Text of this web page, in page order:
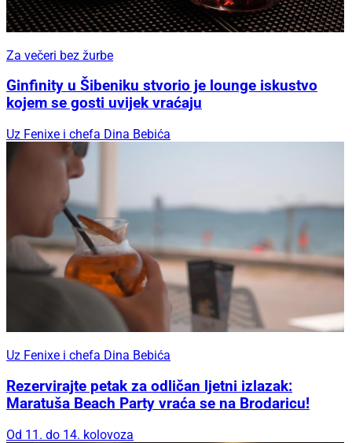
Za večeri bez žurbe
Ginfinity u Šibeniku stvorio je lounge iskustvo
kojem se gosti uvijek vraćaju
Uz Fenixe i chefa Dina Bebića
Uz Fenixe i chefa Dina Bebića
Rezervirajte petak za odličan ljetni izlazak:
Maratuša Beach Party vraća se na Brodaricu!
Od 11. do 14. kolovoza